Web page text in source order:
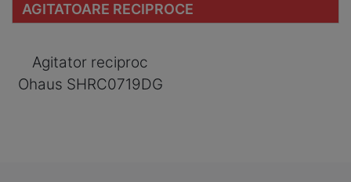
AGITATOARE RECIPROCE
Agitator reciproc
Ohaus SHRC0719DG